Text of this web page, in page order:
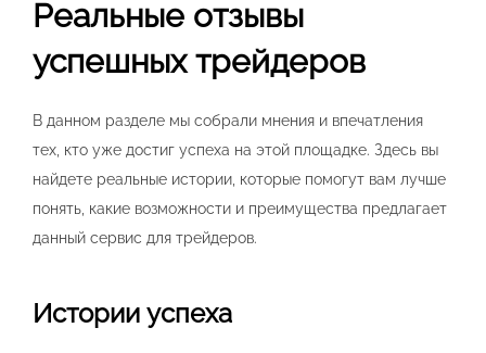
Реальные отзывы
успешных трейдеров
В данном разделе мы собрали мнения и впечатления
тех, кто уже достиг успеха на этой площадке. Здесь вы
найдете реальные истории, которые помогут вам лучше
понять, какие возможности и преимущества предлагает
данный сервис для трейдеров.
Истории успеха